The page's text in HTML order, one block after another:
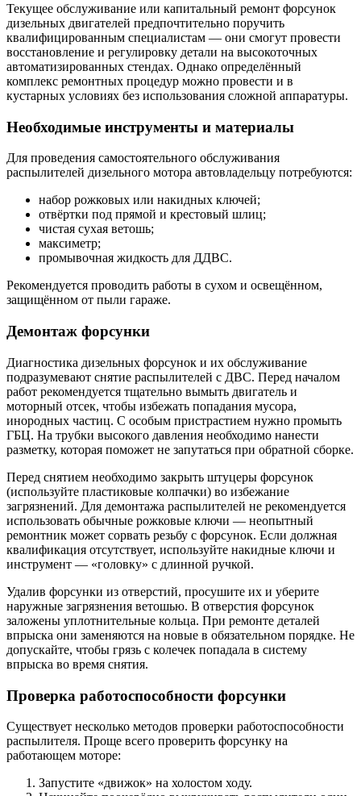
Текущее обслуживание или капитальный ремонт форсунок
дизельных двигателей предпочтительно поручить
квалифицированным специалистам — они смогут провести
восстановление и регулировку детали на высокоточных
автоматизированных стендах. Однако определённый
комплекс ремонтных процедур можно провести и в
кустарных условиях без использования сложной аппаратуры.
Необходимые инструменты и материалы
Для проведения самостоятельного обслуживания
распылителей дизельного мотора автовладельцу потребуются:
набор рожковых или накидных ключей;
отвёртки под прямой и крестовый шлиц;
чистая сухая ветошь;
максиметр;
промывочная жидкость для ДДВС.
Рекомендуется проводить работы в сухом и освещённом,
защищённом от пыли гараже.
Демонтаж форсунки
Диагностика дизельных форсунок и их обслуживание
подразумевают снятие распылителей с ДВС. Перед началом
работ рекомендуется тщательно вымыть двигатель и
моторный отсек, чтобы избежать попадания мусора,
инородных частиц. С особым пристрастием нужно промыть
ГБЦ. На трубки высокого давления необходимо нанести
разметку, которая поможет не запутаться при обратной сборке.
Перед снятием необходимо закрыть штуцеры форсунок
(используйте пластиковые колпачки) во избежание
загрязнений. Для демонтажа распылителей не рекомендуется
использовать обычные рожковые ключи — неопытный
ремонтник может сорвать резьбу с форсунок. Если должная
квалификация отсутствует, используйте накидные ключи и
инструмент — «головку» с длинной ручкой.
Удалив форсунки из отверстий, просушите их и уберите
наружные загрязнения ветошью. В отверстия форсунок
заложены уплотнительные кольца. При ремонте деталей
впрыска они заменяются на новые в обязательном порядке. Не
допускайте, чтобы грязь с колечек попадала в систему
впрыска во время снятия.
Проверка работоспособности форсунки
Существует несколько методов проверки работоспособности
распылителя. Проще всего проверить форсунку на
работающем моторе:
Запустите «движок» на холостом ходу.